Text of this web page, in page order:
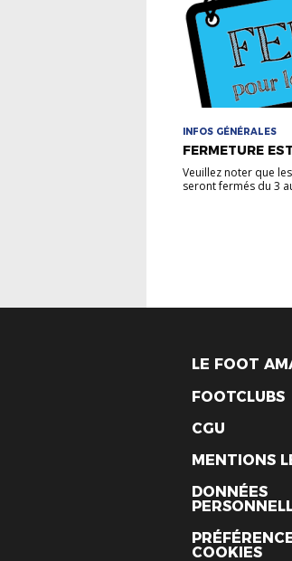
INFOS GÉNÉRALES
FERMETURE
Veuillez noter que
seront fermés du 3
LE FOOT
FOOTCLUBS
CGU
MENTIONS
DONNÉES
COOKIES